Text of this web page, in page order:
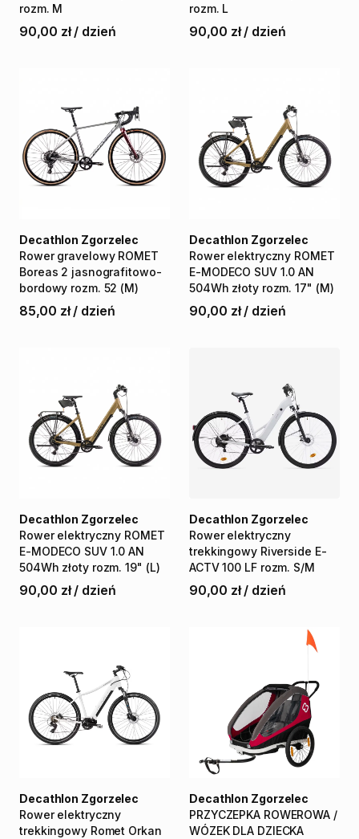
rozm. M
90,00 zł / dzień
rozm. L
90,00 zł / dzień
Rower gravelowy ROMET
Boreas 2 jasnografitowo-
bordowy rozm. 52 (M)
Decathlon Zgorzelec
85,00 zł / dzień
Rower elektryczny ROMET
E-MODECO SUV 1.0 AN
504Wh złoty rozm. 17" (M)
Decathlon Zgorzelec
90,00 zł / dzień
Rower elektryczny ROMET
E-MODECO SUV 1.0 AN
504Wh złoty rozm. 19" (L)
Decathlon Zgorzelec
90,00 zł / dzień
Rower elektryczny
trekkingowy Riverside E-
ACTV 100 LF rozm. S​/​M
Decathlon Zgorzelec
90,00 zł / dzień
Rower elektryczny
trekkingowy Romet Orkan
Decathlon Zgorzelec
PRZYCZEPKA ROWEROWA ​/​
WÓZEK DLA DZIECKA
Decathlon Zgorzelec